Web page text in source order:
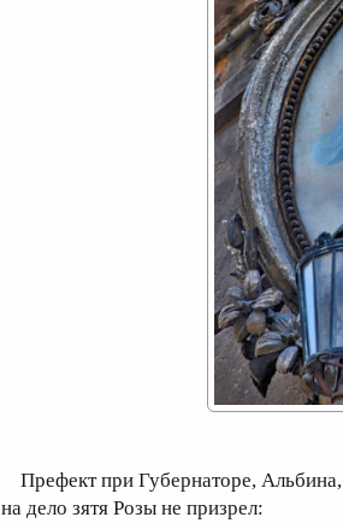
Префект при Губернаторе, Альбина,
на дело зятя Розы не призрел: